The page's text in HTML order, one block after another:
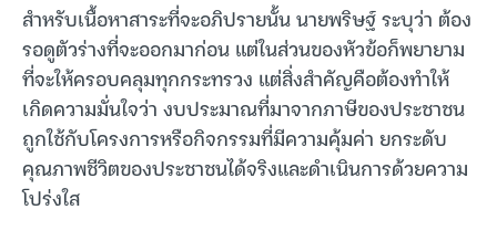
สำหรับเนื้อหาสาระที่จะอภิปรายนั้น นายพริษฐ์ ระบุว่า ต้อง
รอดูตัวร่างที่จะออกมาก่อน แต่ในส่วนของหัวข้อก็พยายาม
ที่จะให้ครอบคลุมทุกกระทรวง แต่สิ่งสำคัญคือต้องทำให้
เกิดความมั่นใจว่า งบประมาณที่มาจากภาษีของประชาชน
ถูกใช้กับโครงการหรือกิจกรรมที่มีความคุ้มค่า ยกระดับ
คุณภาพชีวิตของประชาชนได้จริงและดำเนินการด้วยความ
โปร่งใส